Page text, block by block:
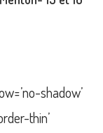
shadow’
thin’